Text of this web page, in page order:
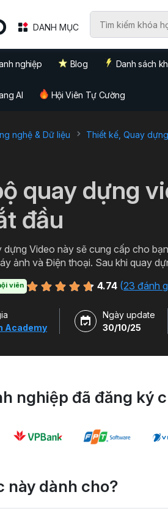
DANH MỤC
nghiệp Blog Danh sách
AI Hội Viên Tự Cường
nghệ & Dữ liệu Thiết kế, Quay
quay dựng
đầu
dựng Video này sẽ cung cấp cho
ảnh và Điện thoại. Sau khi quay
viên 4.74 (23 đánh
Academy
Ngày update
30/10/25
nghiệp đã đăng ký
này dành cho?